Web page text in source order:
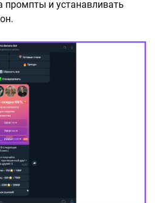
промпты и устанавливать